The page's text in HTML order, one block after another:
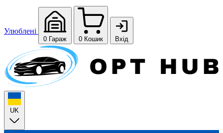
Улюблені
0 Гараж 0 Кошик Вхід